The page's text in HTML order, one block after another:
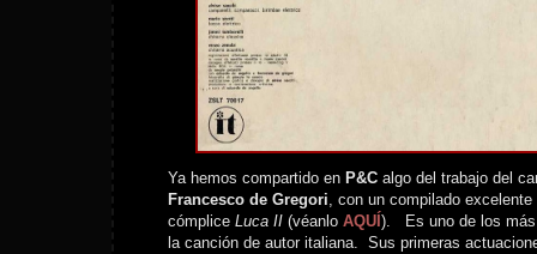
Ya hemos compartido en P&C algo del trabajo del
Francesco de Gregori, con un compilado
cómplice Luca II (véanlo AQUÍ ). Es uno de los más
la canción de autor italiana. Sus primeras